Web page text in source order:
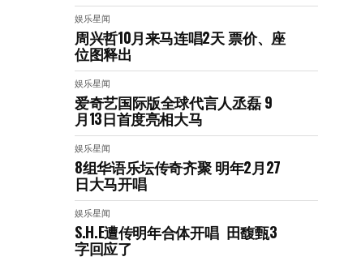
娱乐星闻
周兴哲10月来马连唱2天 票价、座
位图释出
娱乐星闻
爱奇艺国际版全球代言人丞磊 9
月13日首度亮相大马
娱乐星闻
8组华语乐坛传奇⻬聚 明年2月27
日大马开唱
娱乐星闻
S.H.E遭传明年合体开唱 田馥甄3
字回应了